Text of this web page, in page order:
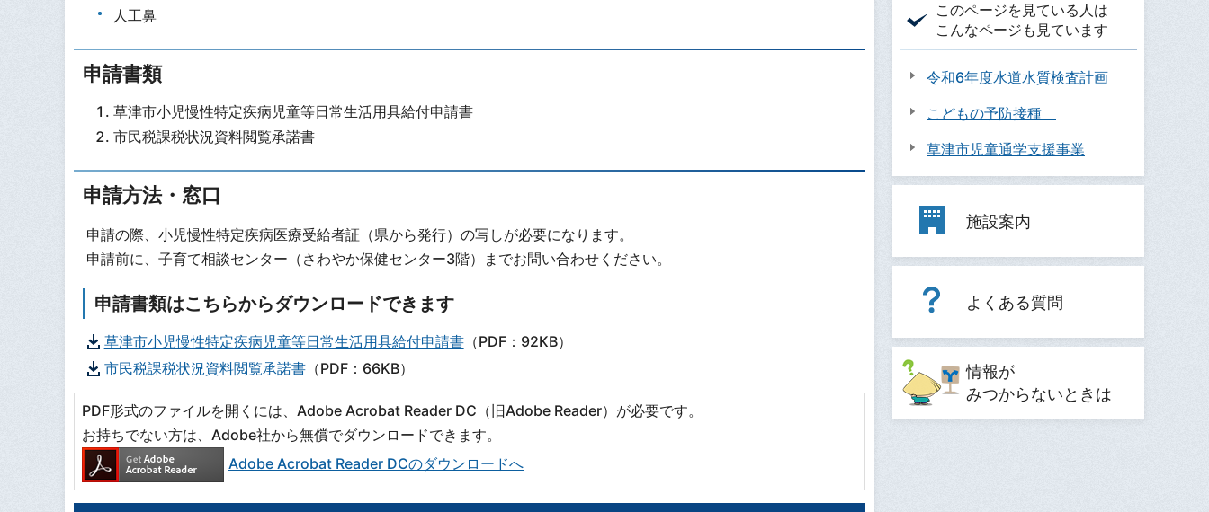
人工鼻
申請書類
草津市小児慢性特定疾病児童等日常生活用具給付申請書
市民税課税状況資料閲覧承諾書
申請方法・窓口
申請の際、小児慢性特定疾病医療受給者証（県から発行）の写しが必要になります。
申請前に、子育て相談センター（さわやか保健センター3階）までお問い合わせください。
申請書類はこちらからダウンロードできます
草津市小児慢性特定疾病児童等日常生活用具給付申請書（PDF：92KB）
市民税課税状況資料閲覧承諾書（PDF：66KB）
PDF形式のファイルを開くには、Adobe Acrobat Reader DC（旧Adobe Reader）が必要です。
お持ちでない方は、Adobe社から無償でダウンロードできます。
Adobe Acrobat Reader DCのダウンロードへ
このページを見ている人は
こんなページも見ています
令和6年度水道水質検査計画
こどもの予防接種
草津市児童通学支援事業
施設案内
よくある質問
情報が
みつからないときは